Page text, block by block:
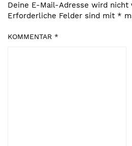
Deine E-Mail-Adresse wird
Erforderliche Felder sind mit *
KOMMENTAR *